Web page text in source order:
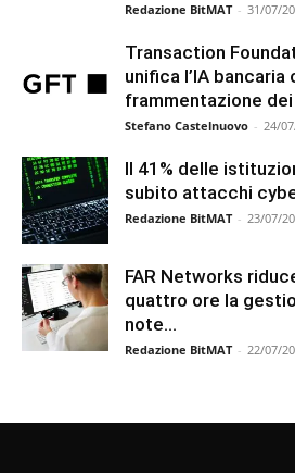
Redazione BitMAT - 31/07/
Transaction
unifica l’IA bancaria
frammentazione
Stefano Castelnuovo - 24/
Il 41% delle
subito attacchi
Redazione BitMAT - 23/07/
FAR Networks
quattro ore la
note...
Redazione BitMAT - 22/07/